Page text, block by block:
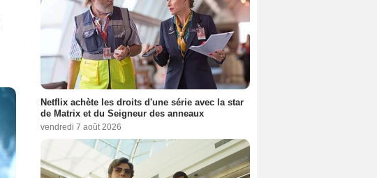
Netflix achète les droits d'une série avec la star
de Matrix et du Seigneur des anneaux
vendredi 7 août 2026